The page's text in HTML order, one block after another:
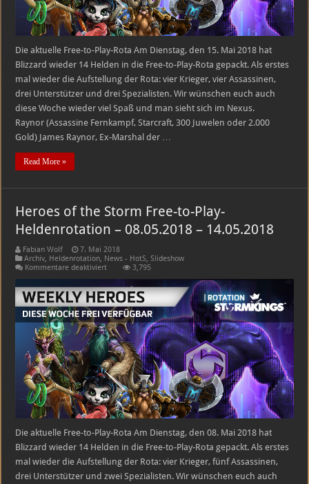
Die aktuelle Free-to-Play-Rota Am Dienstag, den 15. Mai 2018 hat
Blizzard wieder 14 Helden in die Free-to-Play-Rota gepackt. Als erstes
mal wieder die Aufstellung der Rota: vier Krieger, vier Assassinen,
drei Unterstützer und drei Spezialisten. Wir wünschen euch auch
diese Woche wieder viel Spaß und man sieht sich im Nexus.
Raynor (Assassine Fernkampf, Starcraft, 300 Juwelen oder 2.000
Gold) James Raynor, Ex-Marshal der …
Read More »
Heroes of the Storm Free-to-Play-
Heldenrotation – 08.05.2018 – 14.05.2018
Fabian Wolf
7. Mai 2018
Archiv, Heldenrotation, News - HotS,Slideshow
Kommentare deaktiviertfür
of
the
Storm
Free-
to-
Play-
Heldenrotation
–
08.05.2018
–
14.05.2018
3,795
Die aktuelle Free-to-Play-Rota Am Dienstag, den 08. Mai 2018 hat
Blizzard wieder 14 Helden in die Free-to-Play-Rota gepackt. Als erstes
mal wieder die Aufstellung der Rota: vier Krieger, fünf Assassinen,
drei Unterstützer und zwei Spezialisten. Wir wünschen euch auch